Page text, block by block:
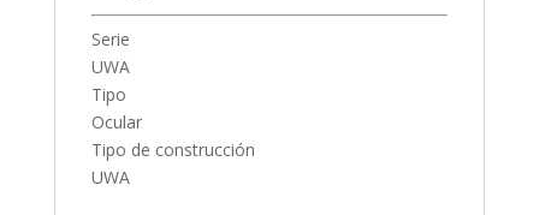
Serie
UWA
Tipo
Ocular
Tipo de construcción
UWA